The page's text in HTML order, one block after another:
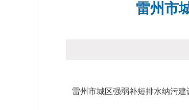
雷州市
雷州市城区强弱补短排水纳污